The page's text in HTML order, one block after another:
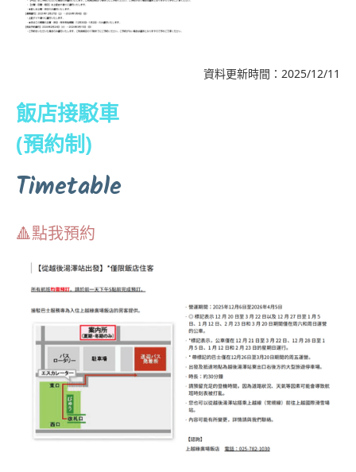
資料更新時間：2025/12/11
飯店接駁車
(預約制)
Timetable
🔺點我預約